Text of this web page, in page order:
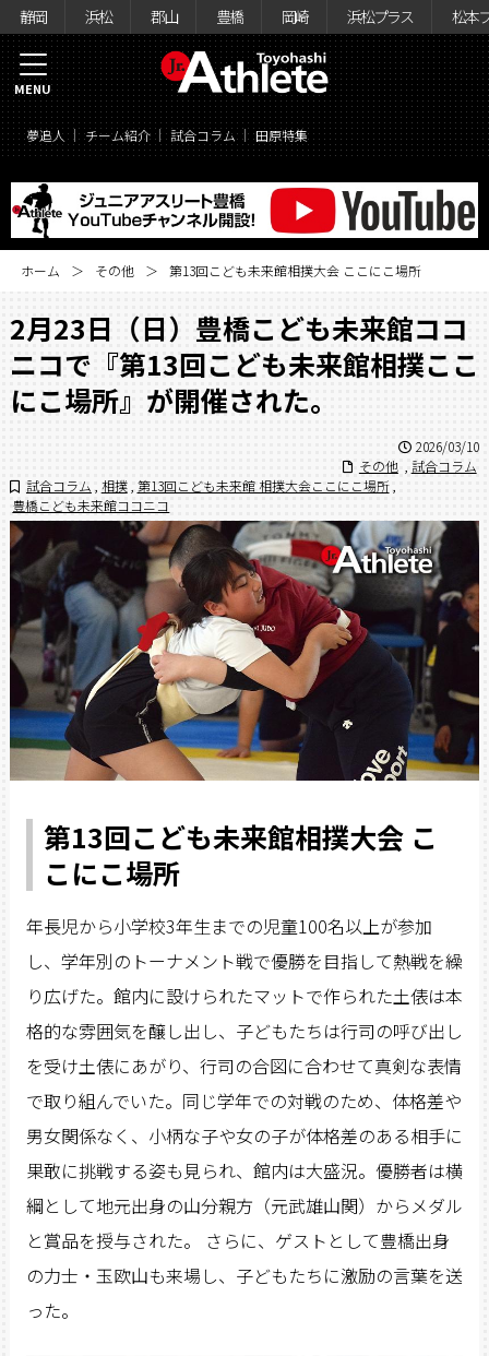
静岡 浜松 郡山 豊橋 岡崎 浜松プラス 松本
夢追人 チーム紹介 試合コラム 田原特集
MENU
ホーム その他 第13回こども未来館相撲大会 ここにこ場所
2月23日（日）豊橋こども未来館ココ
ニコで『第13回こども未来館相撲ここ
にこ場所』が開催された。
2026/03/10
その他
試合コラム
試合コラム , 相撲 , 第13回こども未来館 相撲大会ここにこ場所 ,
豊橋こども未来館ココニコ
第13回こども未来館相撲大会 こ
こにこ場所
年長児から小学校3年生までの児童100名以上が参加
し、学年別のトーナメント戦で優勝を目指して熱戦を繰
り広げた。館内に設けられたマットで作られた土俵は本
格的な雰囲気を醸し出し、子どもたちは行司の呼び出し
を受け土俵にあがり、行司の合図に合わせて真剣な表情
で取り組んでいた。同じ学年での対戦のため、体格差や
男女関係なく、小柄な子や女の子が体格差のある相手に
果敢に挑戦する姿も見られ、館内は大盛況。優勝者は横
綱として地元出身の山分親方（元武雄山関）からメダル
と賞品を授与された。 さらに、ゲストとして豊橋出身
の力士・玉欧山も来場し、子どもたちに激励の言葉を送
った。